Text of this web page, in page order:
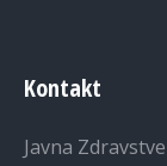
Kontakt
Javna